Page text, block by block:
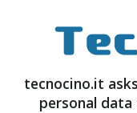
€cent/min.,
notifica degli
tecnocino.it
personal